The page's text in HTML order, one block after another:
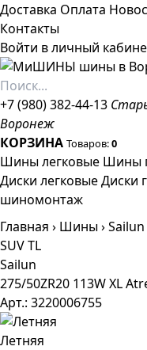
Доставка Оплата
Контакты
Войти в личный
+7 (980) 382-44-13
Воронеж
КОРЗИНА Товаров:0
Шины легковые Шины
Диски легковыеДиски
шиномонтаж
Главная › Шины›Sailun
SUV TL
Sailun
275/50ZR20 113W XL
Арт.: 3220006755
Летняя